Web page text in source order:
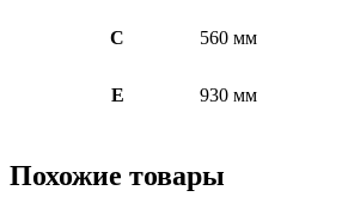
C 560 мм
E 930 мм
Похожие товары